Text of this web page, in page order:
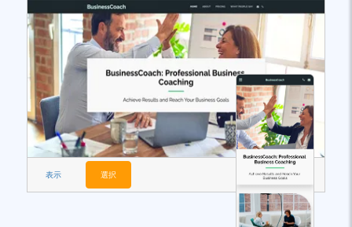
表示 選択